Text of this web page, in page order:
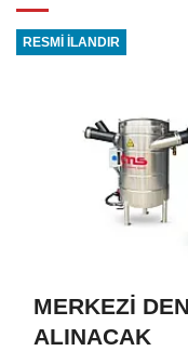
RESMİ İLANDIR
MERKEZİ
ALINACAK